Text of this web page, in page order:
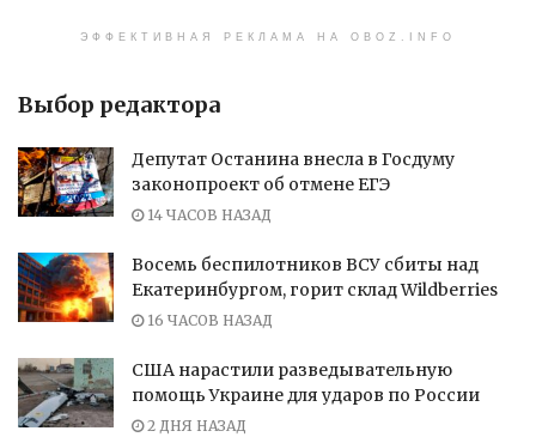
ЭФФЕКТИВНАЯ РЕКЛАМА НА OBOZ.INFO
Выбор редактора
Депутат Останина внесла в Госдуму
законопроект об отмене ЕГЭ
14 ЧАСОВ НАЗАД
Восемь беспилотников ВСУ сбиты над
Екатеринбургом, горит склад Wildberries
16 ЧАСОВ НАЗАД
США нарастили разведывательную
помощь Украине для ударов по России
2 ДНЯ НАЗАД